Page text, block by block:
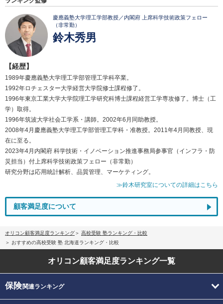
慶應義塾大学理工学部教授／内閣府 上席科学技術政策フェロー
（非常勤）
鈴木秀男
【経歴】
1989年慶應義塾大学理工学部管理工学科卒業。
1992年ロチェスター大学経営大学院修士課程修了。
1996年東京工業大学大学院理工学研究科博士課程経営工学専攻修了。博士（工
学）取得。
1996年筑波大学社会工学系・講師。2002年6月同助教授。
2008年4月慶應義塾大学理工学部管理工学科・准教授。2011年4月同教授、現
在に至る。
2023年4月内閣府 科学技術・イノベーション推進事務局参事官（インフラ・防
災担当）付上席科学技術政策フェロー（非常勤）
研究分野は応用統計解析、品質管理、マーケティング。
≫鈴木研究室についての詳細はこちら
顧客満足度について
オリコン顧客満足度ランキング
高校受験 塾ランキング・比較
おすすめの高校受験 塾 北海道ランキング・比較
オリコン顧客満足度ランキング一覧
保険関連ランキング